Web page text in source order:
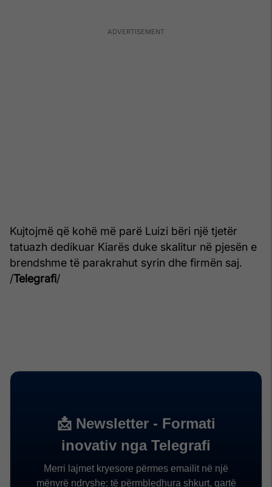
Kujtojmë që kohë më parë Luizi bëri një tjetër
tatuazh dedikuar Kiarës duke skalitur në pjesën e
brendshme të parakrahut syrin dhe firmën saj.
/Telegrafi/